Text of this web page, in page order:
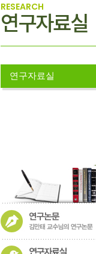
RESEARCH
연구자료실
연구자료실